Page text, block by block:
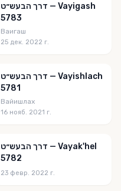
דרך הבעש״ט — Vayigash
5783
Ваигаш
25 дек. 2022 г.
דרך הבעש״ט — Vayishlach
5781
Вайишлах
16 нояб. 2021 г.
דרך הבעש״ט — Vayak'hel
5782
23 февр. 2022 г.